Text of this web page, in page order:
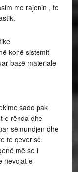
me rajonin , te
kohë sistemit
bazë materiale
sado pak
e rënda dhe
sëmundjen dhe
të qeverisë.
më se i
nevojat e